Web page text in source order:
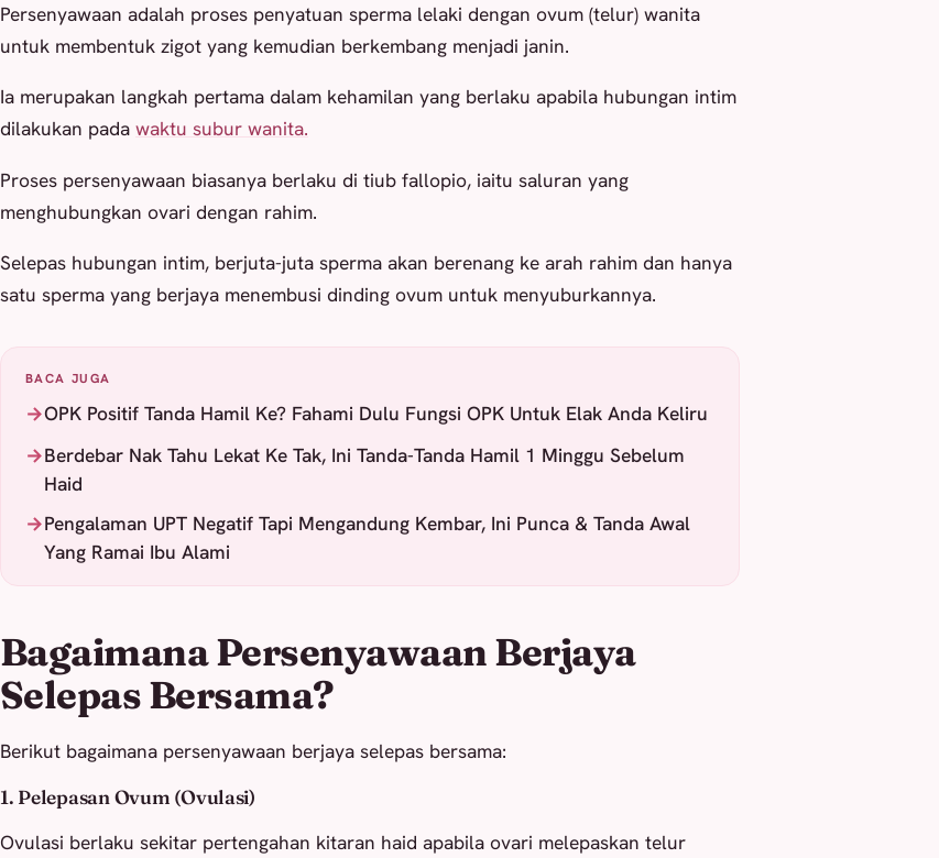
Persenyawaan adalah proses penyatuan sperma lelaki dengan ovum (telur) wanita
untuk membentuk zigot yang kemudian berkembang menjadi janin.
Ia merupakan langkah pertama dalam kehamilan yang berlaku apabila hubungan intim
dilakukan pada waktu subur wanita.
Proses persenyawaan biasanya berlaku di tiub fallopio, iaitu saluran yang
menghubungkan ovari dengan rahim.
Selepas hubungan intim, berjuta-juta sperma akan berenang ke arah rahim dan hanya
satu sperma yang berjaya menembusi dinding ovum untuk menyuburkannya.
BACA JUGA
OPK Positif Tanda Hamil Ke? Fahami Dulu Fungsi OPK Untuk Elak Anda Keliru
Berdebar Nak Tahu Lekat Ke Tak, Ini Tanda-Tanda Hamil 1 Minggu Sebelum
Haid
Pengalaman UPT Negatif Tapi Mengandung Kembar, Ini Punca & Tanda Awal
Yang Ramai Ibu Alami
Bagaimana Persenyawaan Berjaya
Selepas Bersama?
Berikut bagaimana persenyawaan berjaya selepas bersama:
1. Pelepasan Ovum (Ovulasi)
Ovulasi berlaku sekitar pertengahan kitaran haid apabila ovari melepaskan telur